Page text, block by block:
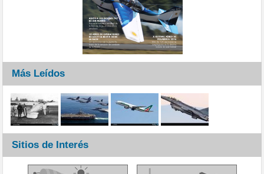
Más Leídos
Sitios de Interés